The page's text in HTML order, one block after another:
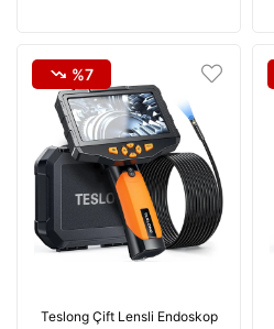
Teslong Çift Lensli Endoskop
%7